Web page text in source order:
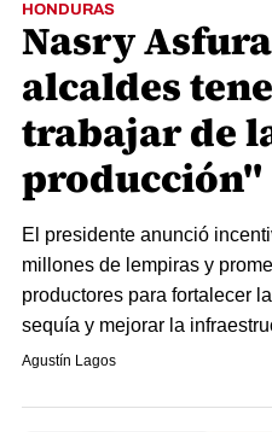
HONDURAS
Nasry
alcaldes
trabajar de
producción"
El presidente anunció
millones de lempiras y
productores para fortalecer
sequía y mejorar la
Agustín Lagos